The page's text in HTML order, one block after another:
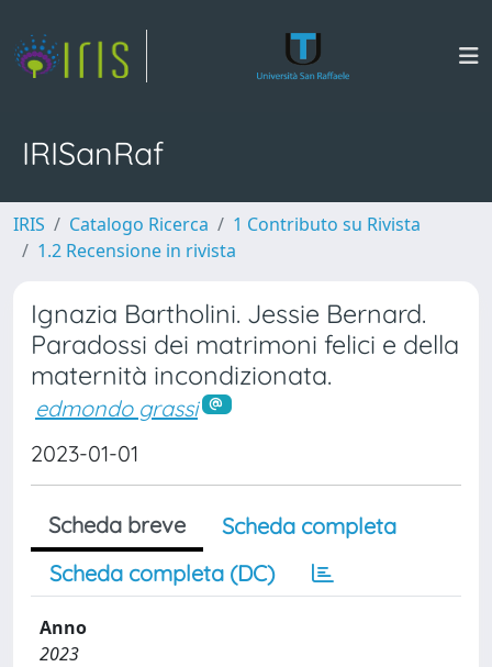
IRISanRaf
IRIS Catalogo Ricerca
1 Contributo su Rivista
1.2 Recensione in rivista
Ignazia Bartholini. Jessie Bernard.
Paradossi dei matrimoni felici e della
maternità incondizionata.
edmondo grassi
2023-01-01
Scheda breve
Scheda completa
Scheda completa (DC)
Anno
2023